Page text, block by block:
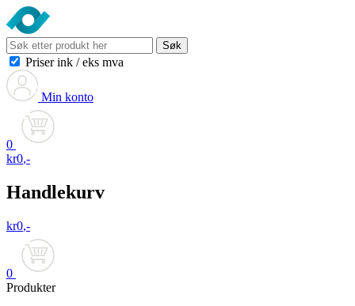
Søk
Priser ink / eks mva
Min konto
0
kr0,-
Handlekurv
kr0,-
0
Produkter